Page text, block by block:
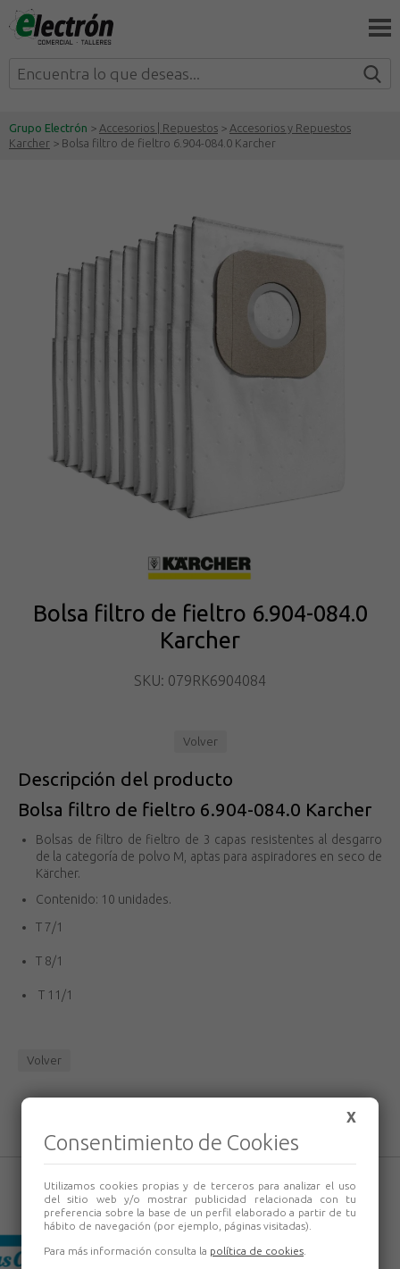
Grupo Electrón > Accesorios | Repuestos > Accesorios y Repuestos
Karcher > Bolsa filtro de fieltro 6.904-084.0 Karcher
Bolsa filtro de fieltro 6.904-084.0
Karcher
SKU: 079RK6904084
Volver
Descripción del producto
Bolsa filtro de fieltro 6.904-084.0 Karcher
Bolsas de filtro de fieltro de 3 capas resistentes al desgarro
de la categoría de polvo M, aptas para aspiradores en seco de
Kärcher.
Contenido: 10 unidades.
T 7/1
T 8/1
T 11/1
Volver
X
Consentimiento de Cookies
Utilizamos cookies propias y de terceros para analizar el uso
del sitio web y/o mostrar publicidad relacionada con tu
preferencia sobre la base de un perfil elaborado a partir de tu
hábito de navegación (por ejemplo, páginas visitadas).
Para más información consulta la política de cookies